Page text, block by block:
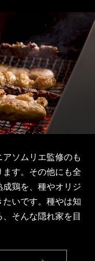
ソムリエ監修のも
す。その他にも全
鶏を、種やオリジ
いです。種やは知
そんな隠れ家を目